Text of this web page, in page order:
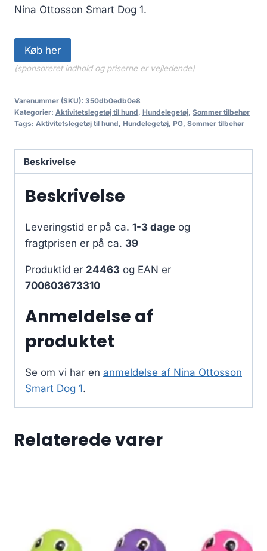
Nina Ottosson Smart Dog 1.
Køb her
(sponsoreret indhold og priserne er vejledende)
Varenummer (SKU): 350db0edb0e8
Kategorier: Aktivitetslegetøj til hund, Hundelegetøj, Sommer tilbehør
Tags: Aktivitetslegetøj til hund, Hundelegetøj, PG, Sommer tilbehør
Beskrivelse
Beskrivelse
Leveringstid er på ca. 1-3 dage og
fragtprisen er på ca. 39
Produktid er 24463 og EAN er
700603673310
Anmeldelse af
produktet
Se om vi har en anmeldelse af Nina Ottosson
Smart Dog 1.
Relaterede varer